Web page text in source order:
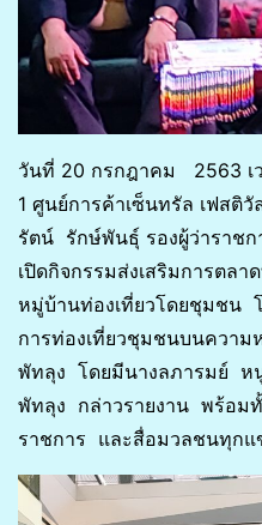
วันที่ 20 กรกฎาคม 2563
1 ศูนย์การค้าเซ็นทรัล เฟสติ
รัตน์ รักษ์พันธุ์ รองผู้ว่าราช
เปิดกิจกรรมส่งเสริมการตลา
หมู่บ้านท่องเที่ยวโดยชุมชน
การท่องเที่ยวชุมชนบนความ
พัทลุง โดยมีนางลภารมย์ ห
พัทลุง กล่าวรายงาน พร้อม
ราชการ และสื่อมวลชนทุกแ